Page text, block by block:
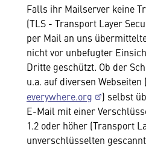
Falls ihr Mailserver keine
(TLS - Transport Layer
per Mail an uns
nicht vor unbefugter
Dritte geschützt. Ob der
u.a. auf diversen Webseiten
everywhere.org
) selbst
E-Mail mit einer
1.2 oder höher (Transport
unverschlüsselten